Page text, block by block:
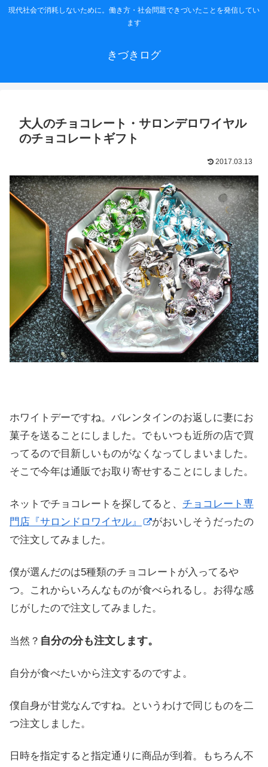
現代社会で消耗しないために。働き方・社会問題できづいたことを発信してい
ます
きづきログ
大人のチョコレート・サロンデロワイヤル
のチョコレートギフト
2017.03.13
ホワイトデーですね。バレンタインのお返しに妻にお
菓子を送ることにしました。でもいつも近所の店で買
ってるので目新しいものがなくなってしまいました。
そこで今年は通販でお取り寄せすることにしました。
ネットでチョコレートを探してると、 チョコレート専
門店『サロンドロワイヤル』
がおいしそうだったの
で注文してみました。
僕が選んだのは5種類のチョコレートが入ってるや
つ。これからいろんなものが食べられるし。お得な感
じがしたので注文してみました。
当然？ 自分の分も注文します。
自分が食べたいから注文するのですよ。
僕自身が甘党なんですね。というわけで同じものを二
つ注文しました。
日時を指定すると指定通りに商品が到着。もちろん不